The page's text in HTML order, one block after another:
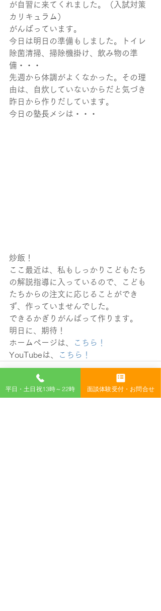
が自習に来てくれました。（入試対策
カリキュラム）
がんばっています。
今日は明日の準備もしました。トイレ
除菌清掃、掃除機掛け、飲み物の準
備・・・
先週から体調がよくなかった。その理
由は、自炊していないからだと気づき
昨日から作りだしています。
今日の塾長メシは・・・
炒飯！
ここ最近は、私もしっかりこどもたち
の解説指導に入っているので、こども
たちからの注文に応じることができ
ず、作っていませんでした。
できるかぎりがんばって作ります。
明日に、期待！
ホームページは、
こちら！
YouTubeは、
こちら！
平日・土日祝13時～22時 面談体験受付・お問合せ